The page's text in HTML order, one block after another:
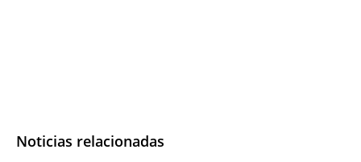
Noticias relacionadas